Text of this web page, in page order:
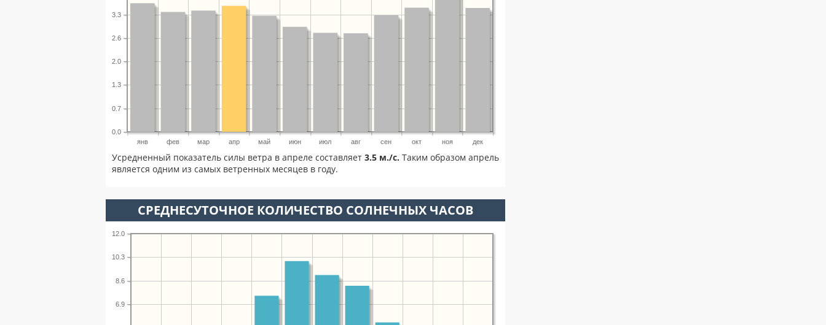
янв фев мар апр май июн июл авг сен окт ноя дек
0.0
0.7
1.3
2.0
2.6
3.3
Усредненный показатель силы ветра в апреле составляет 3.5 м./с. Таким образом апрель
является одним из самых ветренных месяцев в году.
СРЕДНЕСУТОЧНОЕ КОЛИЧЕСТВО СОЛНЕЧНЫХ ЧАСОВ
6.9
8.6
10.3
12.0